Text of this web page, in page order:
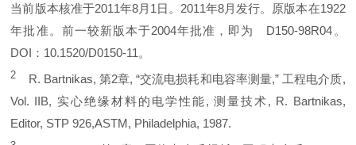
当前版本核准于2011年8月1日。2011年8月发行。原版本在1922
年批准。前一较新版本于2004年批准，即为 D150-98R04。
DOI：10.1520/D0150-11。
2
R. Bartnikas, 第2章, “交流电损耗和电容率测量,” 工程电介质,
Vol. IIB, 实心绝缘材料的电学性能, 测量技术, R. Bartnikas,
Editor, STP 926,ASTM, Philadelphia, 1987.